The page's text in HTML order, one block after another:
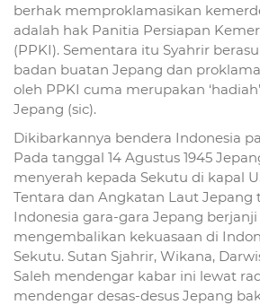
berhak memproklamasikan
adalah hak Panitia Persiapan
(PPKI). Sementara itu Syahrir
badan buatan Jepang dan
oleh PPKI cuma merupakan
Jepang (sic).
Dikibarkannya bendera Indonesia
Pada tanggal 14 Agustus 1945
menyerah kepada Sekutu di kapal
Tentara dan Angkatan Laut Jepang
Indonesia gara-gara Jepang
mengembalikan kekuasaan di
Sekutu. Sutan Sjahrir, Wikana,
Saleh mendengar kabar ini lewat
mendengar desas-desus Jepang